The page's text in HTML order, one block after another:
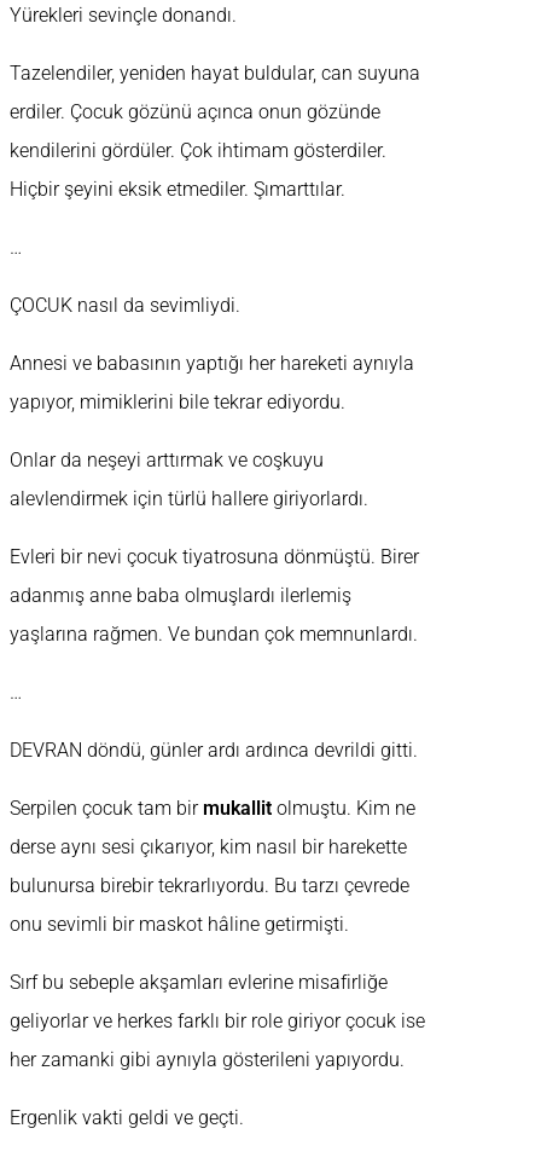
Yürekleri sevinçle donandı.
Tazelendiler, yeniden hayat buldular, can suyuna
erdiler. Çocuk gözünü açınca onun gözünde
kendilerini gördüler. Çok ihtimam gösterdiler.
Hiçbir şeyini eksik etmediler. Şımarttılar.
…
ÇOCUK nasıl da sevimliydi.
Annesi ve babasının yaptığı her hareketi aynıyla
yapıyor, mimiklerini bile tekrar ediyordu.
Onlar da neşeyi arttırmak ve coşkuyu
alevlendirmek için türlü hallere giriyorlardı.
Evleri bir nevi çocuk tiyatrosuna dönmüştü. Birer
adanmış anne baba olmuşlardı ilerlemiş
yaşlarına rağmen. Ve bundan çok memnunlardı.
…
DEVRAN döndü, günler ardı ardınca devrildi gitti.
Serpilen çocuk tam bir mukallit olmuştu. Kim ne
derse aynı sesi çıkarıyor, kim nasıl bir harekette
bulunursa birebir tekrarlıyordu. Bu tarzı çevrede
onu sevimli bir maskot hâline getirmişti.
Sırf bu sebeple akşamları evlerine misafirliğe
geliyorlar ve herkes farklı bir role giriyor çocuk ise
her zamanki gibi aynıyla gösterileni yapıyordu.
Ergenlik vakti geldi ve geçti.